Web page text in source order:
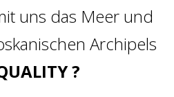
uns das Meer und
Archipels
?